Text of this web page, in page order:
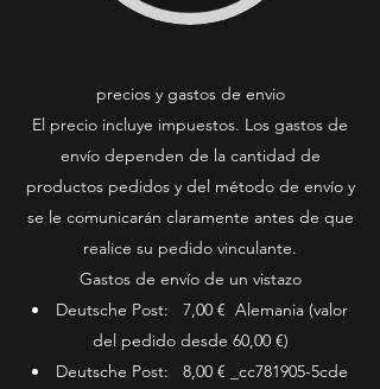
precios y gastos de envio
El precio incluye impuestos. Los gastos de
envío dependen de la cantidad de
productos pedidos y del método de envío y
se le comunicarán claramente antes de que
realice su pedido vinculante.
Gastos de envío de un vistazo
Deutsche Post: 7,00 € Alemania (valor
del pedido desde 60,00 €)
Deutsche Post: 8,00 € _cc781905-5cde